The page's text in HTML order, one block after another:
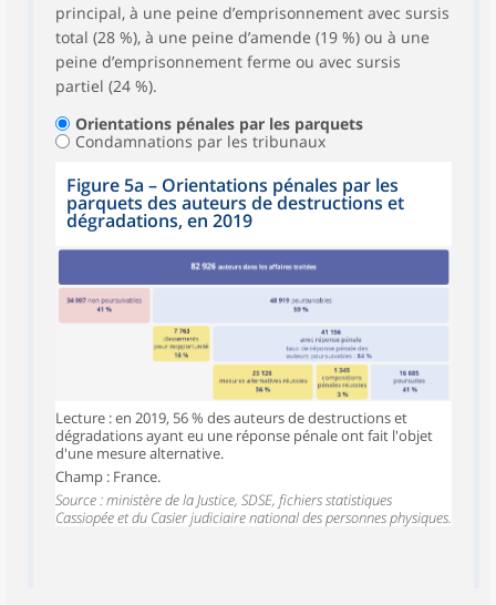
principal, à une peine d’emprisonnement avec sursis
total (28 %), à une peine d’amende (19 %) ou à une
peine d’emprisonnement ferme ou avec sursis
partiel (24 %).
Orientations pénales par les parquets
Condamnations par les tribunaux
Figure 5a – Orientations pénales par les
parquets des auteurs de destructions et
dégradations, en 2019
Lecture : en 2019, 56 % des auteurs de destructions et
dégradations ayant eu une réponse pénale ont fait l'objet
d'une mesure alternative.
Champ : France.
Source : ministère de la Justice, SDSE, fichiers statistiques
Cassiopée et du Casier judiciaire national des personnes physiques.